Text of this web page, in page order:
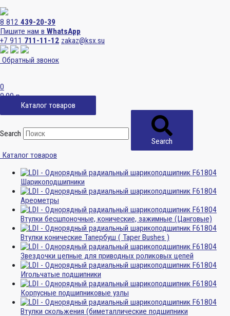
8 812 439-20-39
Пишите нам в WhatsApp
+7 911 711-11-12 zakaz@ksx.su
Обратный звонок
0
0,00р.
Каталог товаров
Search
Search
Каталог товаров
Шарикоподшипники
Ареометры
Втулки бесшпоночные, конические, зажимные (Цанговые)
Втулки конические Тапербуш ( Taper Bushes )
Звездочки цепные для приводных роликовых цепей
Игольчатые подшипники
Корпусные подшипниковые узлы
Втулки скольжения (биметаллические подшипники